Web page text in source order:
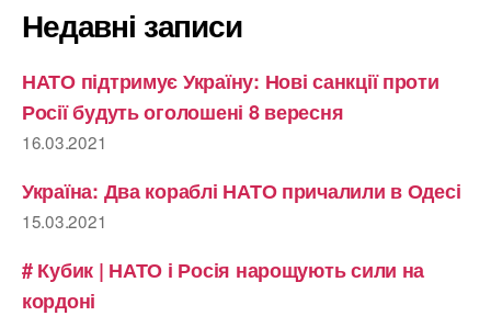
Недавні записи
НАТО підтримує Україну: Нові санкції проти
Росії будуть оголошені 8 вересня
16.03.2021
Україна: Два кораблі НАТО причалили в Одесі
15.03.2021
# Кубик | НАТО і Росія нарощують сили на
кордоні